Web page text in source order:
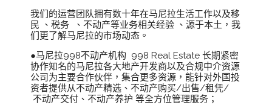
我们的运营团队拥有数十年在马尼拉生活工作以及移
民 、税务 、不动产等业务相关经验 、源于本土，我
们更了解马尼拉的市场动态。
●马尼拉998不动产机构 998 Real Estate 长期紧密
协作知名的马尼拉各大地产开发商以及合规中介资源
公司为主要合作伙伴，集合更多资源，能针对外国投
资者提供从不动产精选、不动产购买/出售/租凭/
不动产交付、不动产养护 等全方位管理服务；